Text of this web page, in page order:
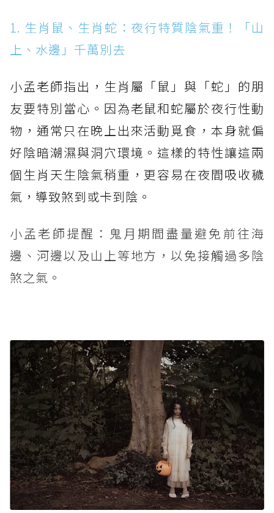
1. 生肖鼠、生肖蛇：夜行特質陰氣重！「山
上、水邊」千萬別去
小孟老師指出，生肖屬「鼠」與「蛇」的朋
友要特別當心。因為老鼠和蛇屬於夜行性動
物，通常只在晚上出來活動覓食，本身就偏
好陰暗潮濕與洞穴環境。這樣的特性讓這兩
個生肖天生陰氣稍重，更容易在夜間吸收穢
氣，導致煞到或卡到陰。
小孟老師提醒：鬼月期間盡量避免前往海
邊、河邊以及山上等地方，以免接觸過多陰
煞之氣。